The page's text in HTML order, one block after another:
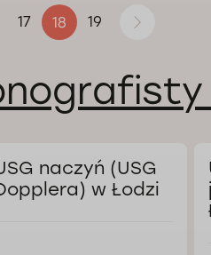
17 18 19
naczyń (USG
w Łodzi